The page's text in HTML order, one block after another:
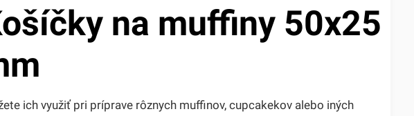
na muffiny 50x25
ich využiť pri príprave rôznych muffinov, cupcakekov alebo iných